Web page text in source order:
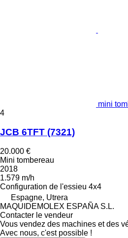
mini
4
JCB 6TFT (7321)
20.000 €
Mini tombereau
2018
1.579 m/h
Configuration de l'essieu 4x4
Espagne, Utrera
MAQUIDEMOLEX ESPAÑA S.L.
Contacter le vendeur
Vous vendez des machines et des
Avec nous, c'est possible !